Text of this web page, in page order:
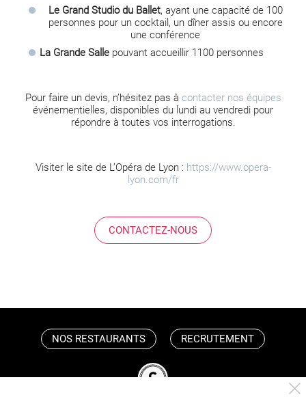
Le Grand Studio du Ballet, ayant une capacité de 100
personnes pour un cocktail, un dîner assis ou encore
une conférence
La Grande Salle pouvant accueillir 1100 personnes
Pour faire un devis, n’hésitez pas à contacter nos équipes
événementielles, disponibles du lundi au vendredi pour
répondre à toutes vos interrogations.
Visiter le site de L’Opéra de Lyon : https://www.opera-
lyon.com/fr
CONTACTEZ-NOUS
NOS RESTAURANTS RECRUTEMENT